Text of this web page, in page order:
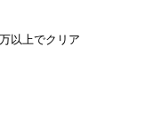
以上でクリア